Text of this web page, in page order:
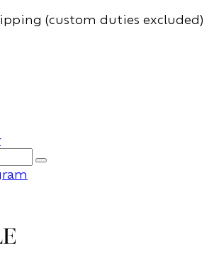
(custom duties excluded)